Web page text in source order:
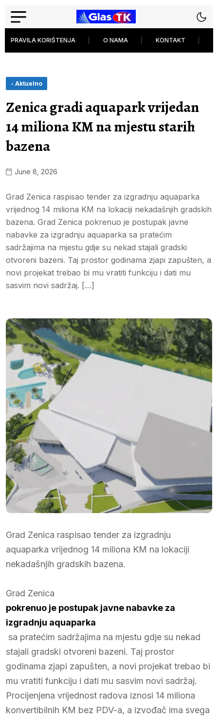
PRAVILA KORIŠTENJA O NAMA KONTAKT
- Aktuelno
Zenica gradi aquapark vrijedan
14 miliona KM na mjestu starih
bazena
June 8, 2026
Grad Zenica raspisao tender za izgradnju aquaparka
vrijednog 14 miliona KM na lokaciji nekadašnjih gradskih
bazena. Grad Zenica pokrenuo je postupak javne
nabavke za izgradnju aquaparka sa pratećim
sadržajima na mjestu gdje su nekad stajali gradski
otvoreni bazeni. Taj prostor godinama zjapi zapušten, a
novi projekat trebao bi mu vratiti funkciju i dati mu
sasvim novi sadržaj. […]
Grad Zenica raspisao tender za izgradnju
aquaparka vrijednog 14 miliona KM na lokaciji
nekadašnjih gradskih bazena.
Grad Zenica
pokrenuo je postupak javne nabavke za
izgradnju aquaparka
sa pratećim sadržajima na mjestu gdje su nekad
stajali gradski otvoreni bazeni. Taj prostor
godinama zjapi zapušten, a novi projekat trebao bi
mu vratiti funkciju i dati mu sasvim novi sadržaj.
Procijenjena vrijednost radova iznosi 14 miliona
konvertibilnih KM bez PDV-a, a izvođač ima svega